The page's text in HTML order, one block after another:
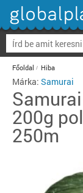
Főoldal Hiba
Márka: Samurai
Samurai
200g
250m